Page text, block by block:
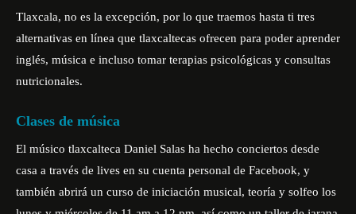
Tlaxcala, no es la excepción, por lo que traemos hasta ti tres
alternativas en línea que tlaxcaltecas ofrecen para poder aprender
inglés, música e incluso tomar terapias psicológicas y consultas
nutricionales.
Clases de música
El músico tlaxcalteca Daniel Salas ha hecho conciertos desde
casa a través de lives en su cuenta personal de Facebook, y
también abrirá un curso de iniciación musical, teoría y solfeo los